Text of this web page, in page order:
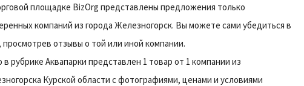
площадке BizOrg представлены предложения только
компаний из города Железногорск. Вы можете сами убедиться в
просмотрев отзывы о той или иной компании.
в рубрике Аквапарки представлен 1 товар от 1 компании из
Курской области с фотографиями, ценами и условиями